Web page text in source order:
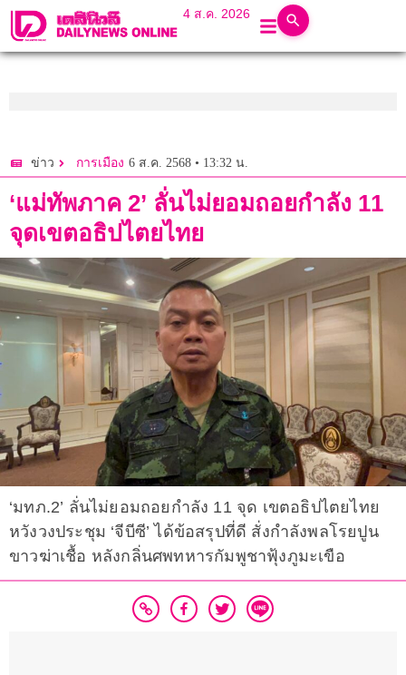
4 ส.ค. 2026
ข่าว การเมือง 6 ส.ค. 2568 • 13:32 น.
‘แม่ทัพภาค 2’ ลั่นไม่ยอมถอยกำลัง 11
จุดเขตอธิปไตยไทย
‘มทภ.2’ ลั่นไม่ยอมถอยกำลัง 11 จุด เขตอธิปไตยไทย
หวังวงประชุม ‘จีบีซี’ ได้ข้อสรุปที่ดี สั่งกำลังพลโรยปูน
ขาวฆ่าเชื้อ หลังกลิ่นศพทหารกัมพูชาฟุ้งภูมะเขือ